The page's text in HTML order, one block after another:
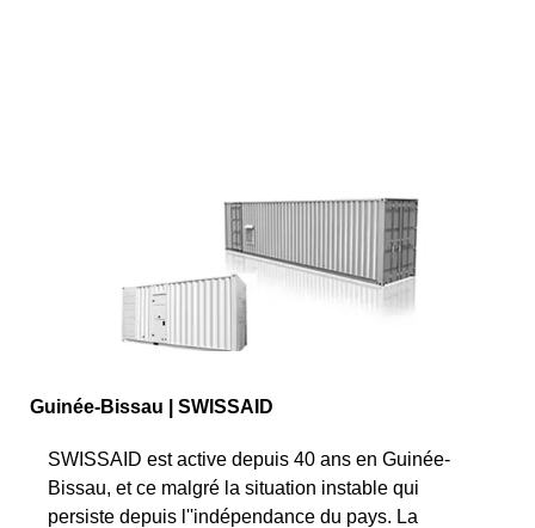
Guinée-Bissau | SWISSAID
SWISSAID est active depuis 40 ans en Guinée-
Bissau, et ce malgré la situation instable qui
persiste depuis l''indépendance du pays. La